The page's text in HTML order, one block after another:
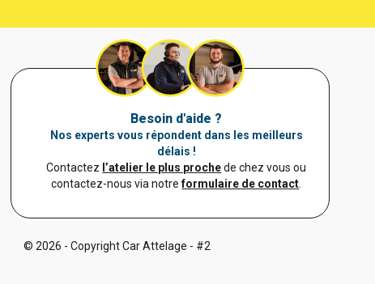
Besoin d'aide ?
Nos experts vous répondent dans les meilleurs
délais !
Contactez l’atelier le plus prochede chez vous ou
contactez-nous via notreformulaire de contact
© 2026 - Copyright Car Attelage - #2